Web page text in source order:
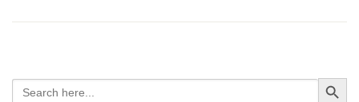
Search
for:
Search Button